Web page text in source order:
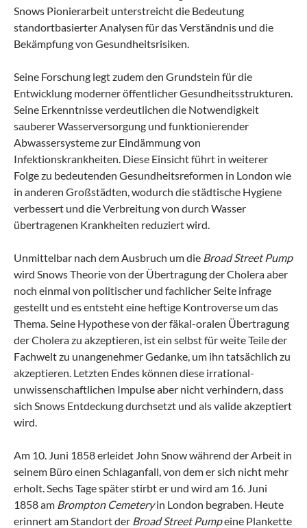
Snows Pionierarbeit unterstreicht die Bedeutung
standortbasierter Analysen für das Verständnis und die
Bekämpfung von Gesundheitsrisiken.
Seine Forschung legt zudem den Grundstein für die
Entwicklung moderner öffentlicher Gesundheitsstrukturen.
Seine Erkenntnisse verdeutlichen die Notwendigkeit
sauberer Wasserversorgung und funktionierender
Abwassersysteme zur Eindämmung von
Infektionskrankheiten. Diese Einsicht führt in weiterer
Folge zu bedeutenden Gesundheitsreformen in London wie
in anderen Großstädten, wodurch die städtische Hygiene
verbessert und die Verbreitung von durch Wasser
übertragenen Krankheiten reduziert wird.
Unmittelbar nach dem Ausbruch um die Broad Street Pump
wird Snows Theorie von der Übertragung der Cholera aber
noch einmal von politischer und fachlicher Seite infrage
gestellt und es entsteht eine heftige Kontroverse um das
Thema. Seine Hypothese von der fäkal-oralen Übertragung
der Cholera zu akzeptieren, ist ein selbst für weite Teile der
Fachwelt zu unangenehmer Gedanke, um ihn tatsächlich zu
akzeptieren. Letzten Endes können diese irrational-
unwissenschaftlichen Impulse aber nicht verhindern, dass
sich Snows Entdeckung durchsetzt und als valide akzeptiert
wird.
Am 10. Juni 1858 erleidet John Snow während der Arbeit in
seinem Büro einen Schlaganfall, von dem er sich nicht mehr
erholt. Sechs Tage später stirbt er und wird am 16. Juni
1858 am Brompton Cemeteryin London begraben. Heute
erinnert am Standort der Broad Street Pumpeine Plankette